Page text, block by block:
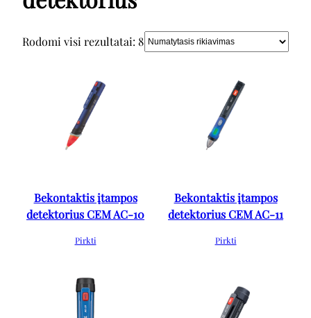
Rodomi visi rezultatai: 8
Bekontaktis įtampos
detektorius CEM AC-10
Pirkti
Bekontaktis įtampos
detektorius CEM AC-11
Pirkti